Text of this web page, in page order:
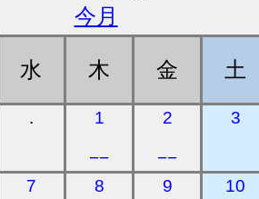
今月
水 木 金 土
. 1
−−
2
−−
3
7 8 9 10